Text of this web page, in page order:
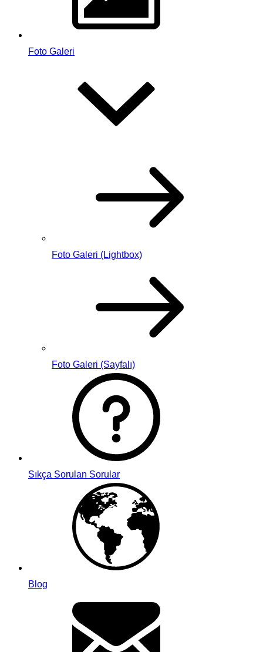
Foto Galeri
Foto Galeri (Lightbox)
Foto Galeri (Sayfalı)
Sıkça Sorulan Sorular
Blog